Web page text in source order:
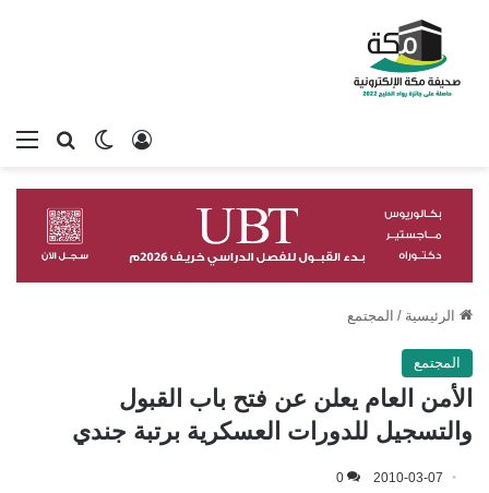
بحثالوضع
تسجيل الدخول
الرئيسية / المجتمع
المجتمع
الأمن العام يعلن عن فتح باب القبول
والتسجيل للدورات العسكرية برتبة جندي
2010-03-07
0